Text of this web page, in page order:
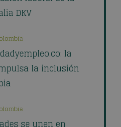
DKV
la
la inclusión
se unen en